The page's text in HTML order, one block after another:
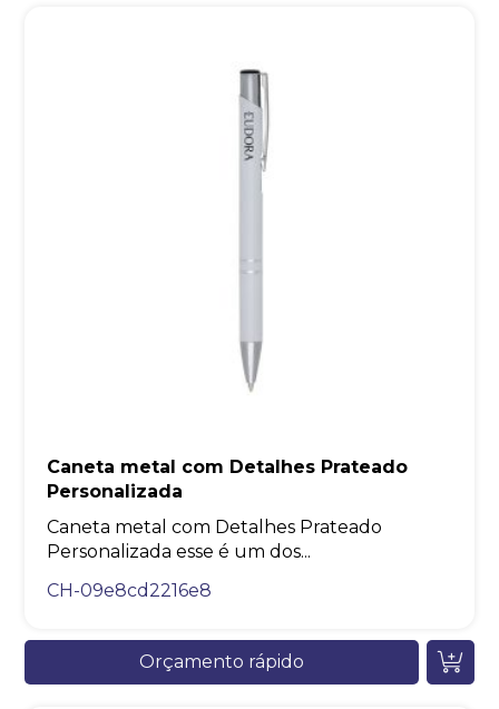
Caneta metal com Detalhes Prateado
Personalizada
Caneta metal com Detalhes Prateado
Personalizada esse é um dos...
CH-09e8cd2216e8
Orçamento rápido